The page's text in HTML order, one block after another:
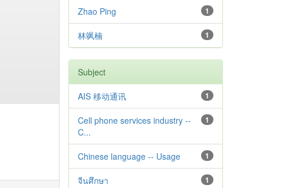
1
Zhao Ping
1
林飒楠
Subject
1
AIS 移动通讯
1
Cell phone services industry --
C...
1
Chinese language -- Usage
1
จีนศึกษา